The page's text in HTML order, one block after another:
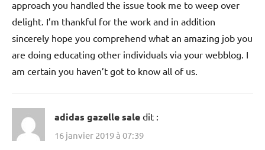
approach you handled the issue took me to weep over
delight. I’m thankful for the work and in addition
sincerely hope you comprehend what an amazing job you
are doing educating other individuals via your webblog. I
am certain you haven’t got to know all of us.
adidas gazelle sale dit :
16 janvier 2019 à 07:39